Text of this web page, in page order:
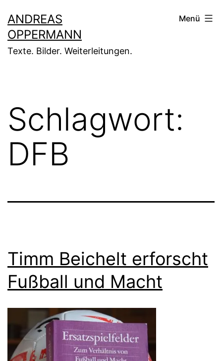
Inhalt
springen
ANDREAS
OPPERMANN
Texte. Bilder. Weiterleitungen.
Menü
Schlagwort:
DFB
Timm Beichelt erforscht
Fußball und Macht